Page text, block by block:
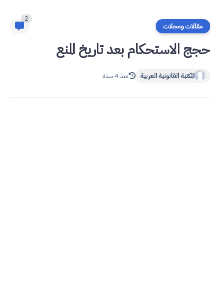
مقالات ومجلات
2
حجج الاستحكام بعد تاريخ المنع
المكتبة القانونية العربية منذ 4 سنة